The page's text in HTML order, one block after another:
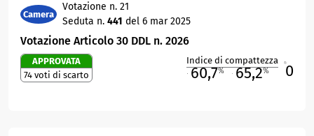
Camera
Votazione n. 21
Seduta n. 441 del 6 mar 2025
Votazione Articolo 30 DDL n. 2026
APPROVATA
74 voti di scarto
Indice di compattezza
60,7% 65,2% 0